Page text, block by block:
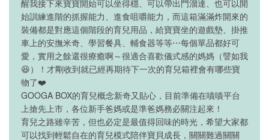
醒我接下來寶寶開始可以坐得穩、可以帶出門溜達、也可以開
始訓練進階的抓握能力、進食咀嚼能力，而這箱滿滿炸開來的
裝備都是對應這個階段的育兒用品，給寶寶坐的遊戲墊、掛推
車上的安撫米奇、學習餐具、輔食器等等⋯每個單品都好可
愛，實用之餘還很療癒啊～很適合喜歡儀式感的媽媽（譬如我
😆）！才剛收到就已經再期待下一次的育兒箱裡會有哪些寶
物了❤️
GOOGA BOX的育兒概念新奇又貼心，目前準備在嘖嘖平台
上搶先上市，各位新手爸媽或是準爸媽務必關注起來！
育兒之路雖辛苦，但也必定是最值得回味的時光，希望大家都
可以找到輕鬆自在的育兒模式陪伴寶貝成長，關關難過關關